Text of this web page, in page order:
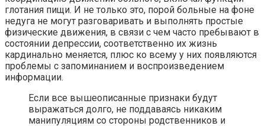
глотания пищи. И не только это, порой больные на фоне
недуга не могут разговаривать и выполнять простые
физические движения, в связи с чем часто пребывают в
состоянии депрессии, соответственно их жизнь
кардинально меняется, плюс ко всему у них появляются
проблемы с запоминанием и воспроизведением
информации.
Если все вышеописанные признаки будут
выражаться долго, не поддаваясь никаким
манипуляциям со стороны родственников и